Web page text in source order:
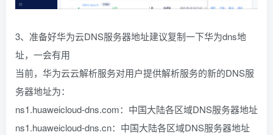
3、准备好华为云DNS服务器地址建议复制一下华为dns地
址，一会有用
当前，华为云云解析服务对用户提供解析服务的新的DNS服
务器地址为：
ns1.huaweicloud-dns.com：中国大陆各区域DNS服务器地址
ns1.huaweicloud-dns.cn：中国大陆各区域DNS服务器地址